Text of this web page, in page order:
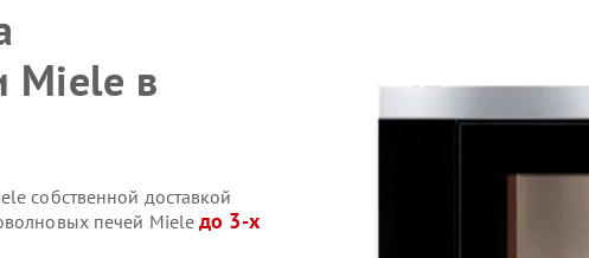
Miele в
собственной доставкой
печей Mieleдо 3-х